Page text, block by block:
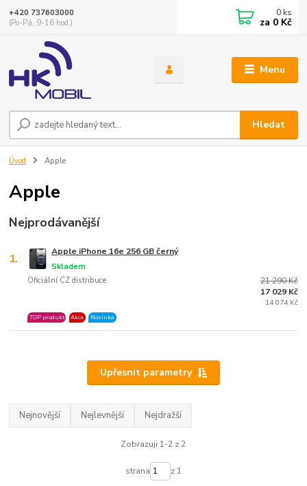
Menu
Hledat
+420 737603000
(Po-Pá, 9-16 hod.)
0 ks
za 0 Kč
Úvod Apple
Apple
Nejprodávanější
1. Apple iPhone 16e 256 GB černý
Oficiální CZ distribuce
Skladem
TOP produkt Akce Novinka
21 290 Kč
17 029 Kč
14 074 Kč
Upřesnit parametry
Nejnovější Nejlevnější Nejdražší
Zobrazuji 1-2 z 2
strana z 1